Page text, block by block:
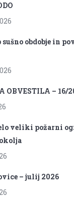
obdobje in
OBVESTILA – 16/
veliki požarni
– julij 2026